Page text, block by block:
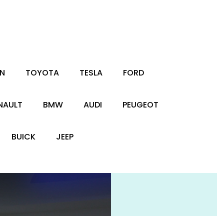
TOYOTA TESLA FORD
BMW AUDI PEUGEOT
BUICK JEEP